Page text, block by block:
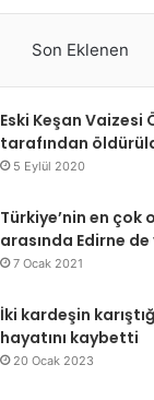
Son Eklenen
Eski Keşan Vaizesi
tarafından
5 Eylül 2020
Türkiye’nin en çok
arasında Edirne
7 Ocak 2021
İki kardeşin
hayatını kaybetti
20 Ocak 2023